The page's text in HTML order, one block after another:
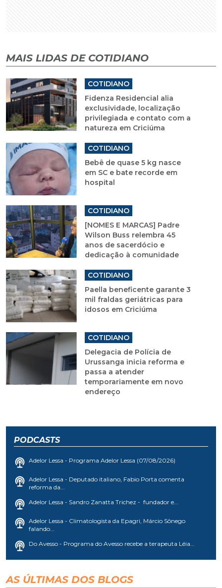
MAIS LIDAS DE COTIDIANO
COTIDIANO
Fidenza Residencial alia
exclusividade, localização
privilegiada e contato com a
natureza em Criciúma
COTIDIANO
Bebê de quase 5 kg nasce
em SC e bate recorde em
hospital
COTIDIANO
[NOMES E MARCAS] Padre
Wilson Buss relembra 45
anos de sacerdócio e
dedicação à comunidade
COTIDIANO
Paella beneficente garante 3
mil fraldas geriátricas para
idosos em Criciúma
COTIDIANO
Delegacia de Polícia de
Urussanga inicia reforma e
passa a atender
temporariamente em novo
endereço
PODCASTS
Adelor Lessa - Programa Adelor Lessa (07/08/2026)
Adelor Lessa - Deputado italiano, Fabio Porta comenta
reforma da...
Adelor Lessa - Sandro Zanatta Trichez - fundador e...
Adelor Lessa - Climatologista da Epagri, Márcio Sônego
falando...
Do Avesso - Programa do Avesso recebe a terapeuta Léia...
AS ÚLTIMAS DOS BLOGS